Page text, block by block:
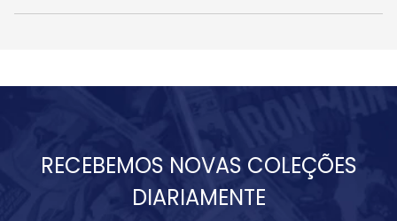
RECEBEMOS NOVAS COLEÇÕES
DIARIAMENTE